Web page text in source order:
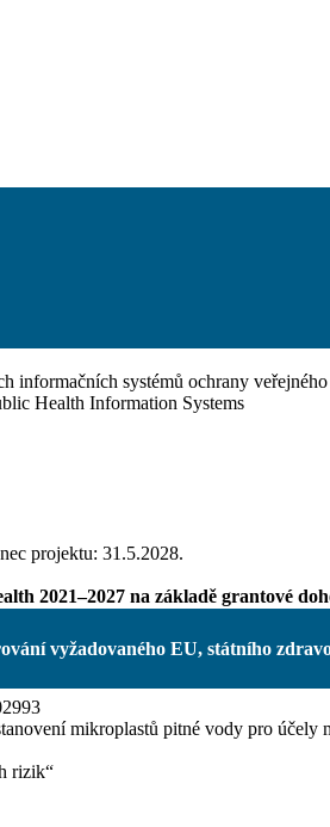
informačních systémů ochrany
Health Information Systems
projektu: 31.5.2028.
2021–2027 na základě grantové
vyžadovaného EU, státního
mikroplastů pitné vody pro
rizik“